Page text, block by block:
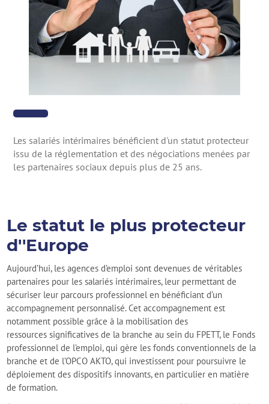
Les salariés intérimaires bénéficient d'un statut protecteur
issu de la réglementation et des négociations menées par
les partenaires sociaux depuis plus de 25 ans.
Le statut le plus protecteur
d''Europe
Aujourd’hui, les agences d’emploi sont devenues de véritables
partenaires pour les salariés intérimaires, leur permettant de
sécuriser leur parcours professionnel en bénéficiant d’un
accompagnement personnalisé. Cet accompagnement est
notamment possible grâce à la mobilisation des
ressources significatives de la branche au sein du FPETT, le Fonds
professionnel de l’emploi, qui gère les fonds conventionnels de la
branche et de l’OPCO AKTO, qui investissent pour poursuivre le
déploiement des dispositifs innovants, en particulier en matière
de formation.